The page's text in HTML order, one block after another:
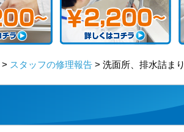
> スタッフの修理報告 > 洗面所、排水詰まり